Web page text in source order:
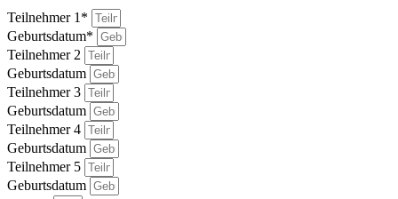
Teilnehmer 1*
Geburtsdatum*
Teilnehmer 2
Geburtsdatum
Teilnehmer 3
Geburtsdatum
Teilnehmer 4
Geburtsdatum
Teilnehmer 5
Geburtsdatum